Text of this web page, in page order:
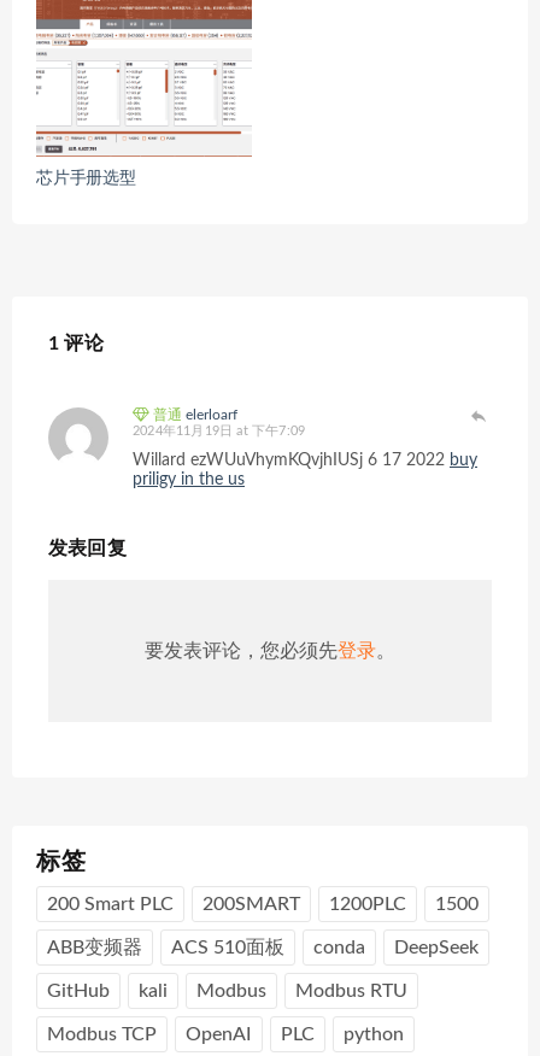
芯片手册选型
1 评论
普通 elerloarf
2024年11月19日 at 下午7:09
Willard ezWUuVhymKQvjhIUSj 6 17 2022 buy
priligy in the us
发表回复
要发表评论，您必须先登录。
标签
200 Smart PLC 200SMART 1200PLC 1500
ABB变频器 ACS 510面板 conda DeepSeek
GitHub kali Modbus Modbus RTU
Modbus TCP OpenAI PLC python